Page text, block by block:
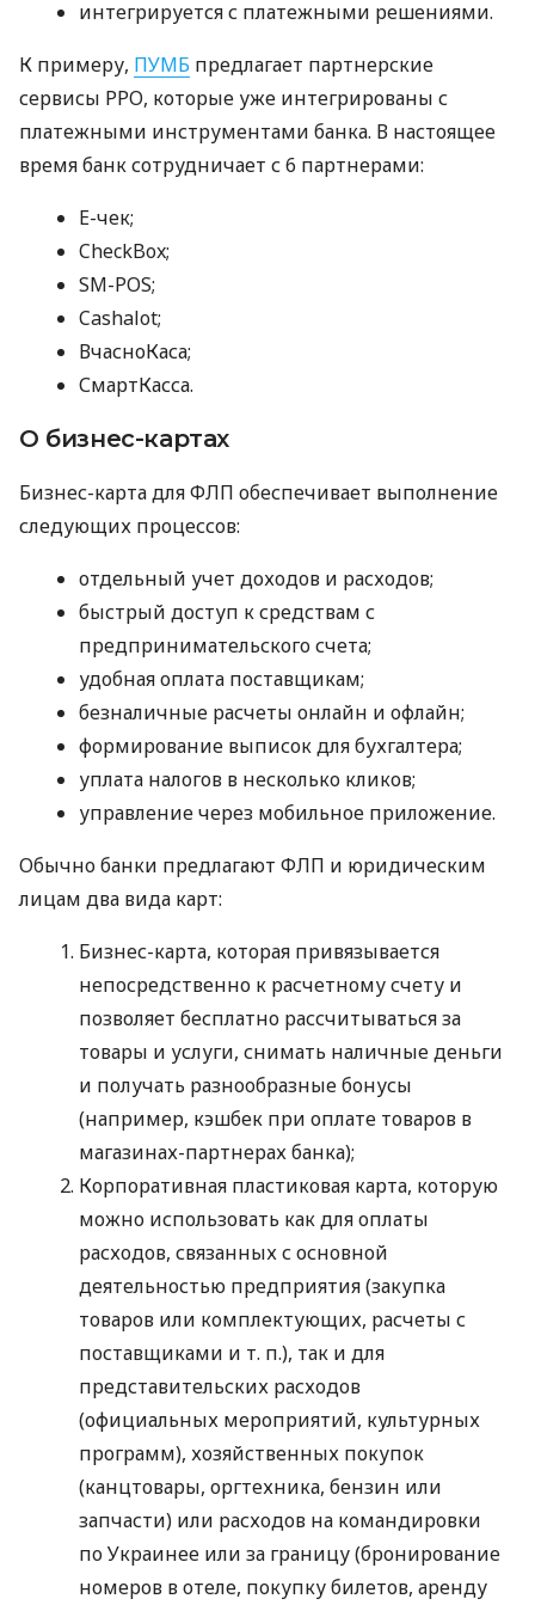
интегрируется с платежными решениями.
К примеру, ПУМБ предлагает партнерские
сервисы РРО, которые уже интегрированы с
платежными инструментами банка. В настоящее
время банк сотрудничает с 6 партнерами:
E-чек;
CheckBox;
SM-POS;
Cashalot;
ВчасноКаса;
СмартКасса.
О бизнес-картах
Бизнес-карта для ФЛП обеспечивает выполнение
следующих процессов:
отдельный учет доходов и расходов;
быстрый доступ к средствам с
предпринимательского счета;
удобная оплата поставщикам;
безналичные расчеты онлайн и офлайн;
формирование выписок для бухгалтера;
уплата налогов в несколько кликов;
управление через мобильное приложение.
Обычно банки предлагают ФЛП и юридическим
лицам два вида карт:
Бизнес-карта, которая привязывается
непосредственно к расчетному счету и
позволяет бесплатно рассчитываться за
товары и услуги, снимать наличные деньги
и получать разнообразные бонусы
(например, кэшбек при оплате товаров в
магазинах-партнерах банка);
Корпоративная пластиковая карта, которую
можно использовать как для оплаты
расходов, связанных с основной
деятельностью предприятия (закупка
товаров или комплектующих, расчеты с
поставщиками и т. п.), так и для
представительских расходов
(официальных мероприятий, культурных
программ), хозяйственных покупок
(канцтовары, оргтехника, бензин или
запчасти) или расходов на командировки
по Украинее или за границу (бронирование
номеров в отеле, покупку билетов, аренду